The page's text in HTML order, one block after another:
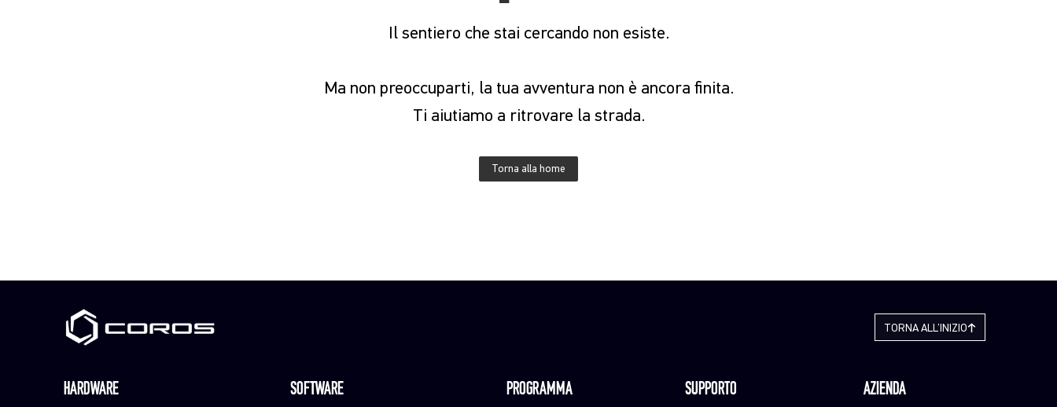
Il sentiero che stai cercando non esiste.
Ma non preoccuparti, la tua avventura non è ancora finita.
Ti aiutiamo a ritrovare la strada.
Torna alla home
HARDWARE SOFTWARE PROGRAMMA SUPPORTO AZIENDA
TORNA ALL’INIZIO